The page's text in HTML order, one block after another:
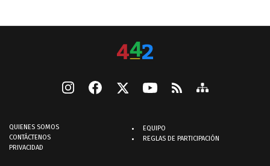
QUIENES SOMOS
CONTÁCTENOS
PRIVACIDAD
EQUIPO
REGLAS DE PARTICIPACIÓN